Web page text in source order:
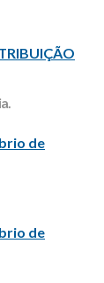
de
de